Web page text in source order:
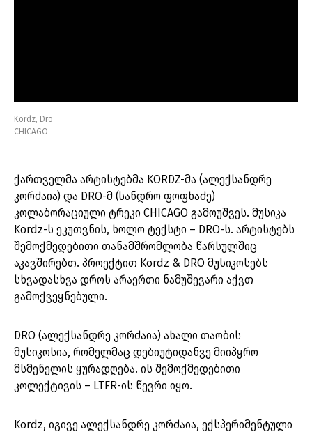
Kordz, Dro
CHICAGO
ქართველმა არტისტებმა KORDZ-მა (ალექსანდრე
კორძაია) და DRO-მ (სანდრო ფოფხაძე)
კოლაბორაციული ტრეკი CHICAGO გამოუშვეს. მუსიკა
Kordz-ს ეკუთვნის, ხოლო ტექსტი – DRO-ს. არტისტებს
შემოქმედებითი თანამშრომლობა წარსულშიც
აკავშირებთ. პროექტით Kordz & DRO მუსიკოსებს
სხვადასხვა დროს არაერთი ნამუშევარი აქვთ
გამოქვეყნებული.
DRO (ალექსანდრე კორძაია) ახალი თაობის
მუსიკოსია, რომელმაც დებიუტიდანვე მიიპყრო
მსმენელის ყურადღება. ის შემოქმედებითი
კოლექტივის – LTFR-ის წევრი იყო.
Kordz, იგივე ალექსანდრე კორძაია, ექსპერიმენტული